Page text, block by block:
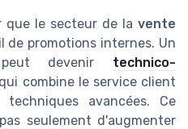
le secteur de la vente
de promotions internes. Un
devenir technico-
combine le service client
avancées. Ce
seulement d'augmenter